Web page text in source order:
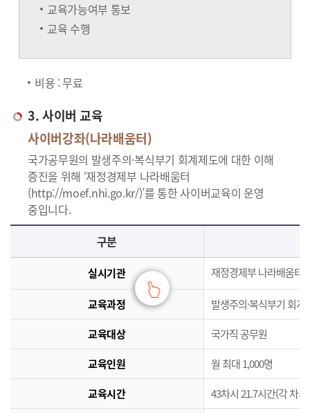
교육가능여부 통보
교육 수행
비용 : 무료
3. 사이버 교육
사이버강좌(나라배움터)
국가공무원의 발생주의·복식부기 회계제도에 대한 이해
증진을 위해 ‘재정경제부 나라배움터
(http://moef.nhi.go.kr/)’를 통한 사이버교육이 운영
중입니다.
사이버교육의 사이버강좌(나라배움터)에 대한 안내로 실시기관, 교육과정, 대상, 인원, 시간, 인정시간, 신청(기간,절차), 수료(요건,평가,수료증)으로 구분되며 이에 해당하는 내용으로 구성된 표 입니다.
구분
실시기관 재정경제부 나라배움터(
교육과정 발생주의·복식부기 회계
교육대상 국가직 공무원
교육인원 월 최대 1,000명
교육시간 43차시 21.7시간(각 차